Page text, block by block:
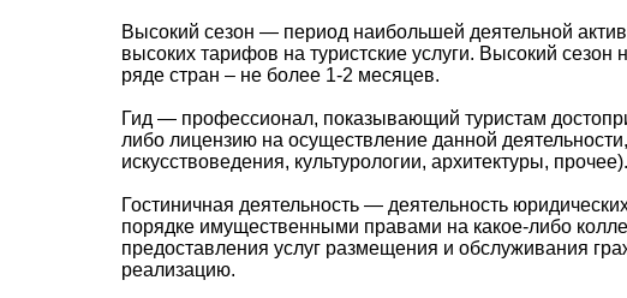
Высокий сезон — период наибольшей деятельной
высоких тарифов на туристские услуги. Высокий
ряде стран – не более 1-2 месяцев.
Гид — профессионал, показывающий туристам
либо лицензию на осуществление данной
искусствоведения, культурологии, архитектуры, прочее).
Гостиничная деятельность — деятельность
порядке имущественными правами на какое-либо
предоставления услуг размещения и обслуживания
реализацию.